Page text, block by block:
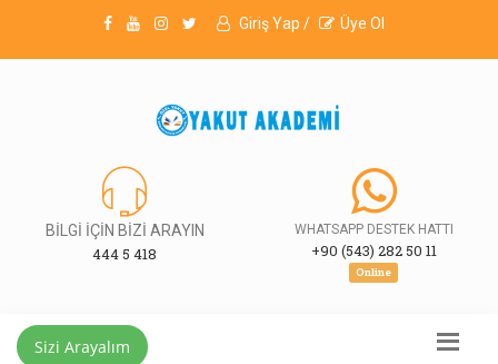
Giriş Yap / Üye Ol
BİLGİ İÇİN BİZİ ARAYIN
444 5 418
WHATSAPP DESTEK HATTI
+90 (543) 282 50 11
Online
Sizi Arayalım